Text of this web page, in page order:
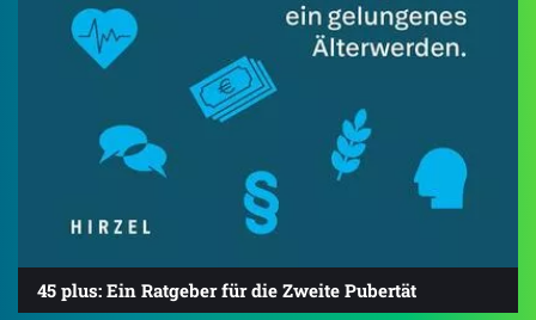
45 plus: Ein Ratgeber für die Zweite Pubertät